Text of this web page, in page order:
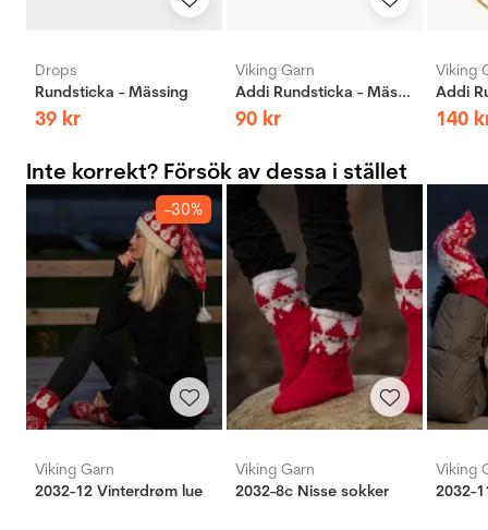
Drops
Rundsticka - Mässing
39 kr
Viking Garn
Addi Rundsticka - Mässing
90 kr
Viking
140
Inte korrekt? Försök av dessa i stället
-30%
Viking Garn
2032-12 Vinterdrøm lue
Viking Garn
2032-8c Nisse sokker
Viking